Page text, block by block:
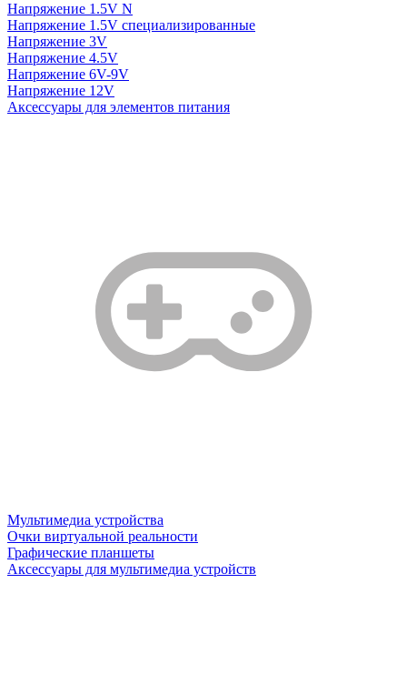
Напряжение 1.5V N
Напряжение 1.5V специализированные
Напряжение 3V
Напряжение 4.5V
Напряжение 6V-9V
Напряжение 12V
Аксессуары для элементов питания
Мультимедиа устройства
Очки виртуальной реальности
Графические планшеты
Аксессуары для мультимедиа устройств